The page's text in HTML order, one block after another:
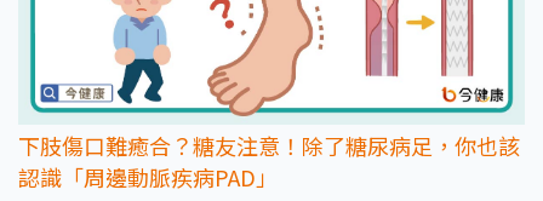
下肢傷口難癒合？糖友注意！除了糖尿病足，你也該
認識「周邊動脈疾病PAD」